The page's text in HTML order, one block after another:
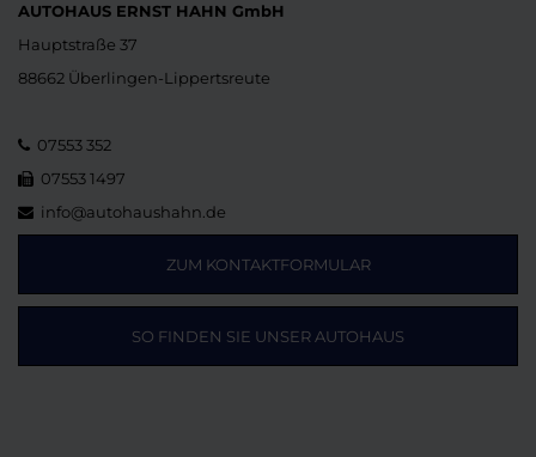
AUTOHAUS ERNST HAHN GmbH
Hauptstraße 37
88662 Überlingen-Lippertsreute
07553 352
07553 1497
info@autohaushahn.de
ZUM KONTAKTFORMULAR
SO FINDEN SIE UNSER AUTOHAUS